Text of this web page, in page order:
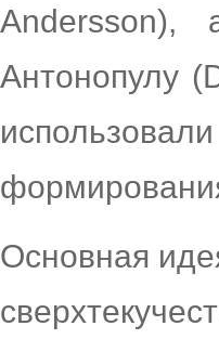
Антонопулу
Основная